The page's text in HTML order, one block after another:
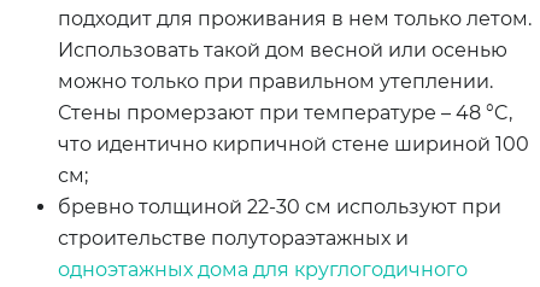
подходит для проживания в нем только летом.
Использовать такой дом весной или осенью
можно только при правильном утеплении.
Стены промерзают при температуре – 48 °C,
что идентично кирпичной стене шириной 100
см;
бревно толщиной 22-30 см используют при
строительстве полутораэтажных и
одноэтажных дома для круглогодичного